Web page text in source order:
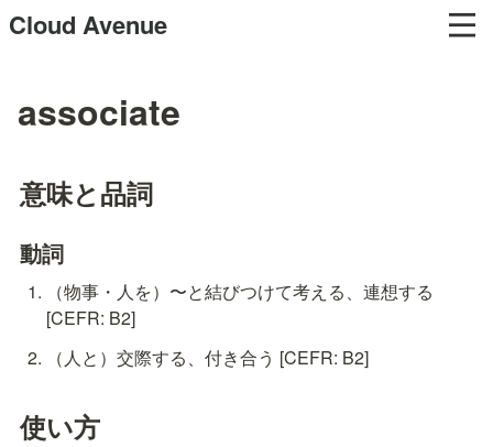
Cloud Avenue
associate
意味と品詞
動詞
（物事・人を）〜と結びつけて考える、連想する
[CEFR: B2]
（人と）交際する、付き合う [CEFR: B2]
使い方